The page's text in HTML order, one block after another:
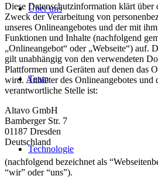
Über uns
Team
Technologie
Diese Datenschutzinformation klärt
Zweck der Verarbeitung von
unseres Onlineangebotes und der mit
Funktionen und Inhalte (nachfolgend
„Onlineangebot“ oder „Webseite“) auf.
gilt unabhängig von den verwendeten
Plattformen und Geräten auf denen das
wird. Anbieter des Onlineangebotes und
verantwortliche Stelle ist:
Altavo GmbH
Bamberger Str. 7
01187 Dresden
Deutschland
(nachfolgend bezeichnet als
“wir” oder “uns”).